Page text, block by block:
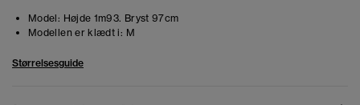
Model: Højde 1m93. Bryst 97cm
Modellen er klædt i: M
Størrelsesguide